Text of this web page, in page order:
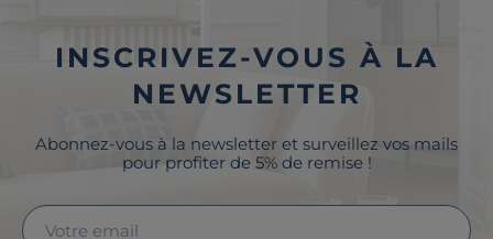
INSCRIVEZ-VOUS À LA
NEWSLETTER
Abonnez-vous à la newsletter et surveillez vos mails
pour profiter de 5% de remise !